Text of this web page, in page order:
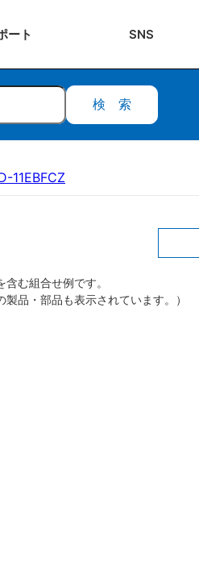
ート SNS
検索
11EBFCZ
む組合せ例です。
製品・部品も表示されています。）